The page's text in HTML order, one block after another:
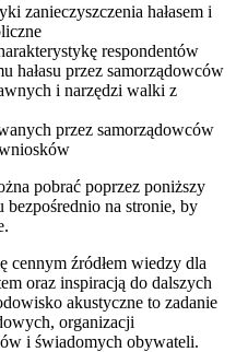
zanieczyszczenia hałasem i
respondentów
hałasu przez samorządowców
i narzędzi walki z
przez samorządowców
pobrać poprzez poniższy
na stronie, by
cennym źródłem wiedzy dla
oraz inspiracją do dalszych
akustyczne to zadanie
organizacji
i świadomych obywateli.